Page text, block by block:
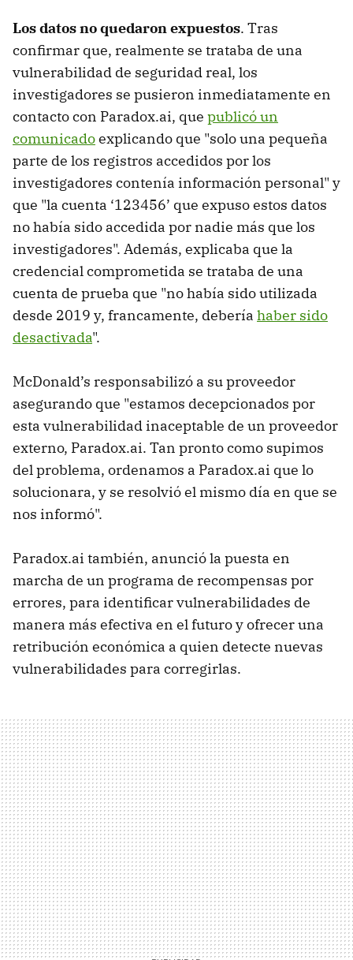
Los datos no quedaron expuestos. Tras
confirmar que, realmente se trataba de una
vulnerabilidad de seguridad real, los
investigadores se pusieron inmediatamente en
contacto con Paradox.ai, que publicó un
comunicadoexplicando que "solo una pequeña
parte de los registros accedidos por los
investigadores contenía información personal" y
que "la cuenta ‘123456’ que expuso estos datos
no había sido accedida por nadie más que los
investigadores". Además, explicaba que la
credencial comprometida se trataba de una
cuenta de prueba que "no había sido utilizada
desde 2019 y, francamente, debería haber sido
desactivada".
McDonald’s responsabilizó a su proveedor
asegurando que "estamos decepcionados por
esta vulnerabilidad inaceptable de un proveedor
externo, Paradox.ai. Tan pronto como supimos
del problema, ordenamos a Paradox.ai que lo
solucionara, y se resolvió el mismo día en que se
nos informó".
Paradox.ai también, anunció la puesta en
marcha de un programa de recompensas por
errores, para identificar vulnerabilidades de
manera más efectiva en el futuro y ofrecer una
retribución económica a quien detecte nuevas
vulnerabilidades para corregirlas.